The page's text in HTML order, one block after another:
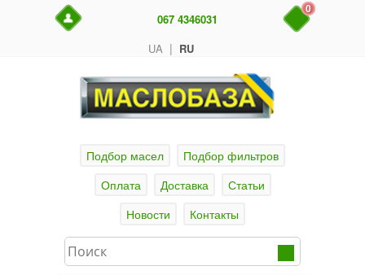
UA | RU
067 4346031
0
Подбор масел
Подбор фильтров
Оплата
Доставка
Статьи
Новости
Контакты